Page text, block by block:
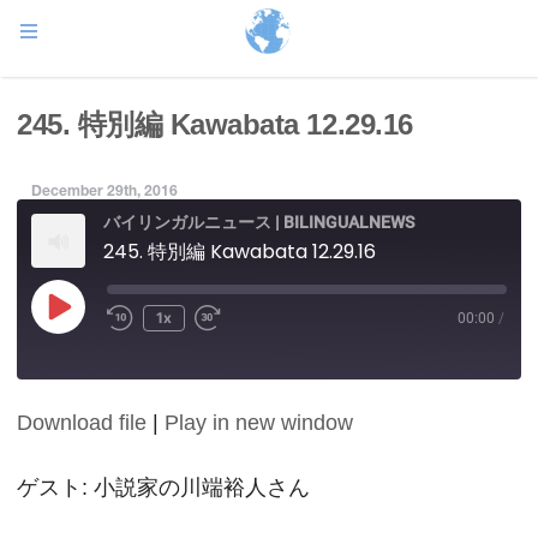
245. 特別編 Kawabata 12.29.16
December 29th, 2016
バイリンガルニュース | BILINGUALNEWS
245. 特別編 Kawabata 12.29.16
Play
Episode
1x 00:00 /
SHARE
LINK
Download file Play in new window
ゲスト: 小説家の川端裕人さん